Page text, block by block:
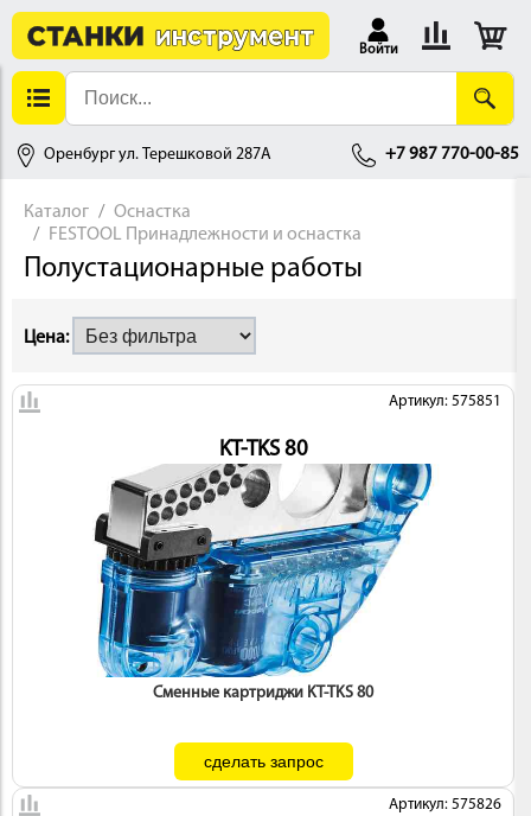
Войти
Оренбург ул. Терешковой 287А +7 987 770-00-85
ДЕРЕВООБРАБОТКА
ИНСТРУМЕНТ
Каталог
Оснастка
FESTOOL Принадлежности и оснастка
Полустационарные работы
Цена:
Артикул: 575851
KT-TKS 80
Сменные картриджи KT-TKS 80
Артикул: 575826